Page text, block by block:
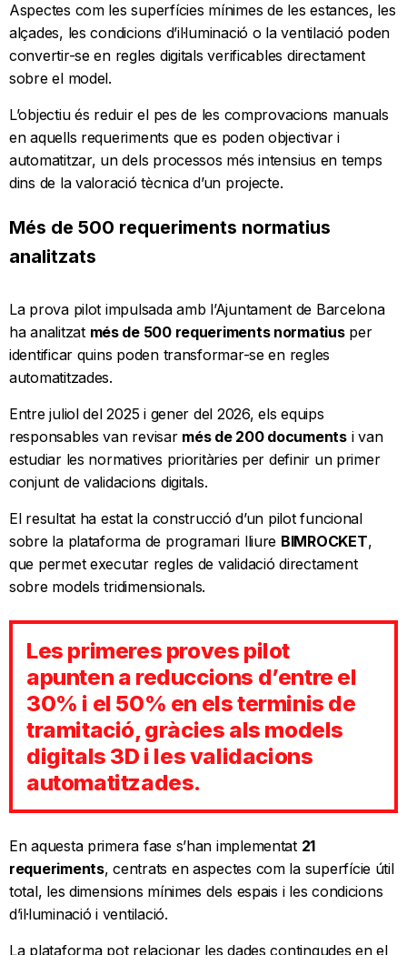
Aspectes com les superfícies mínimes de les estances, les
alçades, les condicions d’il·luminació o la ventilació poden
convertir-se en regles digitals verificables directament
sobre el model.
L’objectiu és reduir el pes de les comprovacions manuals
en aquells requeriments que es poden objectivar i
automatitzar, un dels processos més intensius en temps
dins de la valoració tècnica d’un projecte.
Més de 500 requeriments normatius
analitzats
La prova pilot impulsada amb l’Ajuntament de Barcelona
ha analitzat més de 500 requeriments normatiusper
identificar quins poden transformar-se en regles
automatitzades.
Entre juliol del 2025 i gener del 2026, els equips
responsables van revisar més de 200 documentsi van
estudiar les normatives prioritàries per definir un primer
conjunt de validacions digitals.
El resultat ha estat la construcció d’un pilot funcional
sobre la plataforma de programari lliure BIMROCKET,
que permet executar regles de validació directament
sobre models tridimensionals.
Les primeres proves pilot
apunten a reduccions d’entre el
30% i el 50% en els terminis de
tramitació, gràcies als models
digitals 3D i les validacions
automatitzades.
En aquesta primera fase s’han implementat 21
requeriments, centrats en aspectes com la superfície útil
total, les dimensions mínimes dels espais i les condicions
d’il·luminació i ventilació.
La plataforma pot relacionar les dades contingudes en el